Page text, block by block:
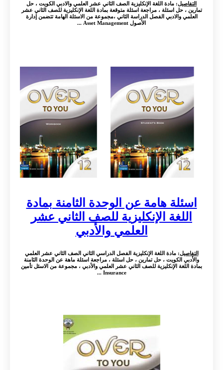
التفاصيل: مادة اللغة الإنكليزية الصف الثاني عشر العلمي والادبي الكويت ، حل
تمارين ، حل اسئلة ، مراجعة اسئلة متوقعة بمادة اللغة الإنكليزية للصف الثاني عشر
العلمي والادبي الفصل الدراسة الثاني ،مجموعة من الاسئلة الهامة تتضمن إدارة
الأصول Asset Management ...
اسئلة هامة عن الوحدة الثامنة بمادة
اللغة الإنكليزية للصف الثاني عشر
العلمي والأدبي
التفاصيل: مادة اللغة الإنكليزية الفصل الدراسي الثاني الصف الثاني عشر العلمي
والأدبي الكويت ، حل تمارين ، حل اسئلة ، مراجعة اسئلة ماهة عن الوحدة الثامنة
بمادة اللغة الإنكليزية للصف الثاني عشر العلمي والأدبي ، مجموعة من الاسئل تأمين
Insurance ...